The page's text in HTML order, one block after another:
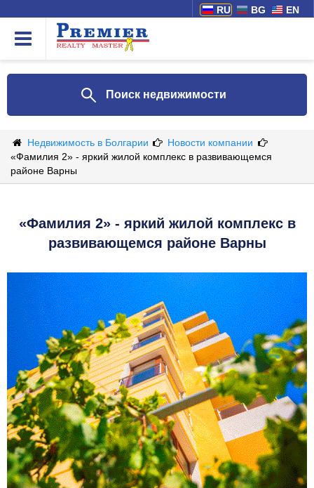
RU BG EN
Поиск недвижимости
Недвижимость в Болгарии
Новости компании
«Фамилия 2» - яркий жилой комплекс в развивающемся
районе Варны
«Фамилия 2» - яркий жилой комплекс в
развивающемся районе Варны